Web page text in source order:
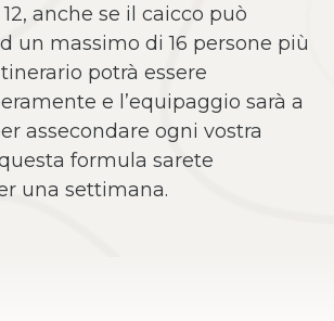
anche se il caicco può
un massimo di 16 persone più
potrà essere
e l’equipaggio sarà a
assecondare ogni vostra
formula sarete
una settimana.